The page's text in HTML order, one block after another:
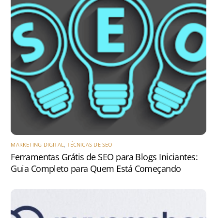
MARKETING DIGITAL ,TÉCNICAS DE SEO
Ferramentas Grátis de SEO para Blogs Iniciantes:
Guia Completo para Quem Está Começando